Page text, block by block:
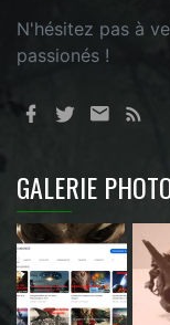
N'hésitez pas à
passionés !
GALERIE